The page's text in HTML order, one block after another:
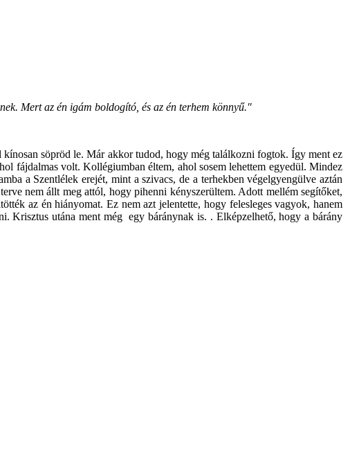
Mert az én igám boldogító, és az én terhem könnyű."
söpröd le. Már akkor tudod, hogy még találkozni fogtok. Így ment ez
fájdalmas volt. Kollégiumban éltem, ahol sosem lehettem egyedül. Mindez
a Szentlélek erejét, mint a szivacs, de a terhekben végelgyengülve aztán
nem állt meg attól, hogy pihenni kényszerültem. Adott mellém segítőket,
az én hiányomat. Ez nem azt jelentette, hogy felesleges vagyok, hanem
Krisztus utána ment még egy báránynak is. . Elképzelhető, hogy a bárány